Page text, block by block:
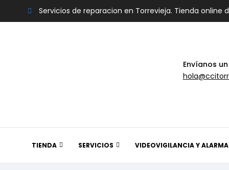
Servicios de reparacion en Torrevieja. Tienda online
Envíanos
TIENDA SERVICIOS VIDEOVIGILANCIA Y